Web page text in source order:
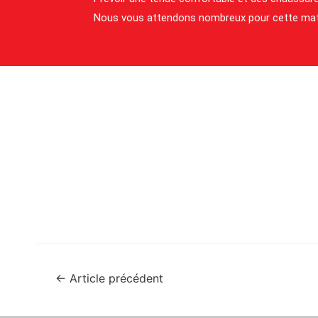
Nous vous attendons nombreux pour cette
← Article précédent